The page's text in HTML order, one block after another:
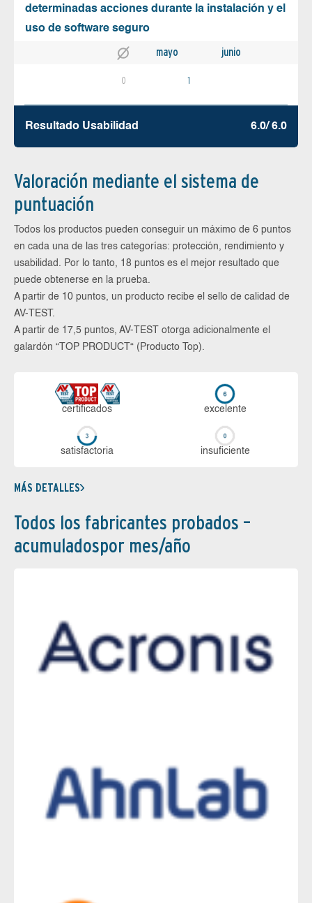
determinadas acciones durante la instalación y el
uso de software seguro
mayo junio
0 1
Resultado Usabilidad 6.0/ 6.0
Valoración mediante el sistema de
puntuación
Todos los productos pueden conseguir un máximo de 6 puntos
en cada una de las tres categorías: protección, rendimiento y
usabilidad. Por lo tanto, 18 puntos es el mejor resultado que
puede obtenerse en la prueba.
A partir de 10 puntos, un producto recibe el sello de calidad de
AV-TEST.
A partir de 17,5 puntos, AV-TEST otorga adicionalmente el
galardón “TOP PRODUCT“ (Producto Top).
certi­ficados ex­ce­len­te
sa­tis­fac­to­ria in­su­fi­cien­te
MÁS DETALLES
Todos los fabricantes probados –
acumuladospor mes/año